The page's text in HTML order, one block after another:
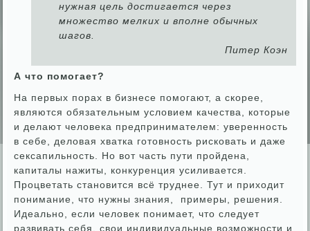
нужная цель достигается через
множество мелких и вполне обычных
шагов.
Питер Коэн
А что помогает?
На первых порах в бизнесе помогают, а скорее,
являются обязательным условием качества, которые
и делают человека предпринимателем: уверенность
в себе, деловая хватка готовность рисковать и даже
сексапильность. Но вот часть пути пройдена,
капиталы нажиты, конкуренция усиливается.
Процветать становится всё труднее. Тут и приходит
понимание, что нужны знания, примеры, решения.
Идеально, если человек понимает, что следует
развивать себя, свои индивидуальные возможности и